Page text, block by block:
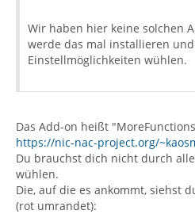
Wir haben hier keine solchen
werde das mal installieren
Einstellmöglichkeiten wühlen.
Das Add-on heißt
https://nic-nac-project.org/
Du brauchst dich nicht durch
wühlen.
Die, auf die es ankommt, siehst
(rot umrandet):